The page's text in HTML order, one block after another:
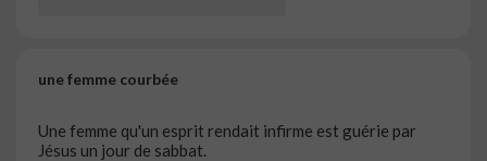
une femme courbée
Une femme qu'un esprit rendait infirme est guérie par
Jésus un jour de sabbat.